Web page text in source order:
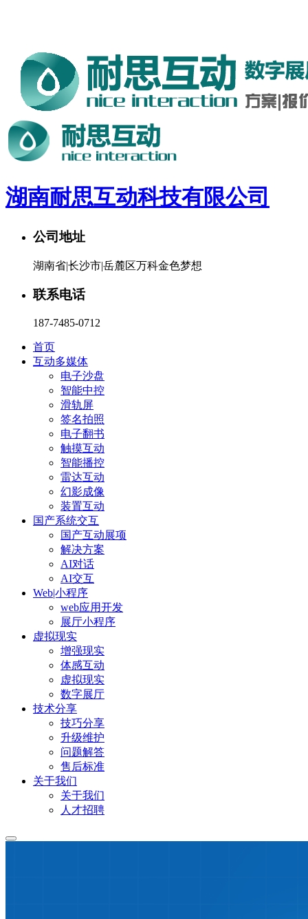
湖南耐思互动科技有限公司
公司地址
湖南省|长沙市|岳麓区万科金色梦想
联系电话
187-7485-0712
首页
互动多媒体
电子沙盘
智能中控
滑轨屏
签名拍照
电子翻书
触摸互动
智能播控
雷达互动
幻影成像
装置互动
国产系统交互
国产互动展项
解决方案
AI对话
AI交互
Web|小程序
web应用开发
展厅小程序
虚拟现实
增强现实
体感互动
虚拟现实
数字展厅
技术分享
技巧分享
升级维护
问题解答
售后标准
关于我们
关于我们
人才招聘